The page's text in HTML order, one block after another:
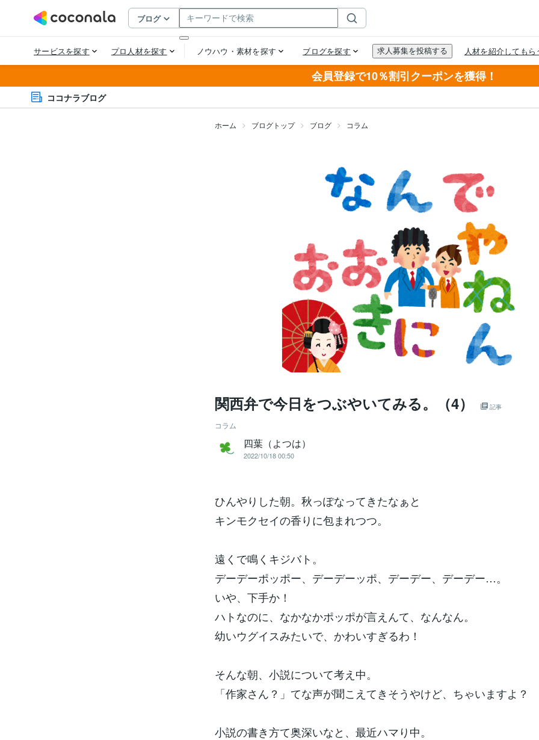
会員登録で10％割引クーポンを獲得！
ココナラブログ
ホーム ブログトップ ブログ コラム
関西弁で今日をつぶやいてみる。（4） 記事
コラム
四葉（よつは）
2022/10/18 00:50
ひんやりした朝。秋っぽなってきたなぁと
キンモクセイの香りに包まれつつ。
遠くで鳴くキジバト。
デーデーポッポー、デーデーッポ、デーデー、デーデー…。
いや、下手か！
ハトなのに、なかなかポッポが言えんて、なんなん。
幼いウグイスみたいで、かわいすぎるわ！
そんな朝、小説について考え中。
「作家さん？」てな声が聞こえてきそうやけど、ちゃいますよ？
小説の書き方て奥深いなと、最近ハマり中。